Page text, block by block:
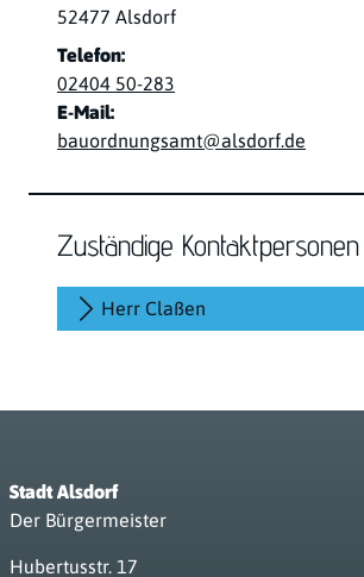
PLZ:
52477 Ort:
Alsdorf
Telefon:
02404 50-283
E-Mail:
bauordnungsamt@alsdorf.de
Zuständige Kontaktpersonen
Herr Claßen
Stadt Alsdorf
Der Bürgermeister
Hubertusstr. 17